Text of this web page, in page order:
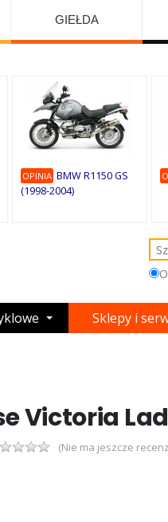
GIEŁDA
OPINIA BMW R1150 GS
(1998-2004)
Sklepy i
Victoria
(Nie ma jeszcze